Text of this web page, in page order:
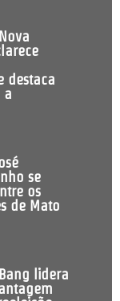
destaca
a
se
os
de Mato
lidera